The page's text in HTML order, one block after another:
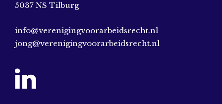
5037 NS Tilburg
info@verenigingvoorarbeidsrecht.nl
jong@verenigingvoorarbeidsrecht.nl